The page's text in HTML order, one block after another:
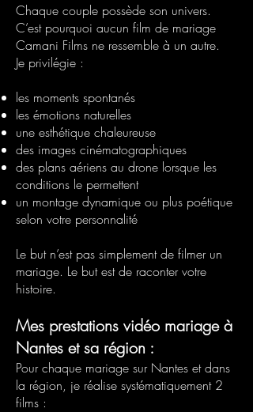
Chaque couple possède son univers.
C’est pourquoi aucun film de mariage
Camani Films ne ressemble à un autre.
Je privilégie :
les moments spontanés
les émotions naturelles
une esthétique chaleureuse
des images cinématographiques
des plans aériens au drone lorsque les
conditions le permettent
un montage dynamique ou plus poétique
selon votre personnalité
Le but n’est pas simplement de filmer un
mariage. Le but est de raconter votre
histoire.
Mes prestations vidéo mariage à
Nantes et sa région :
Pour chaque mariage sur Nantes et dans
la région, je réalise systématiquement 2
films :